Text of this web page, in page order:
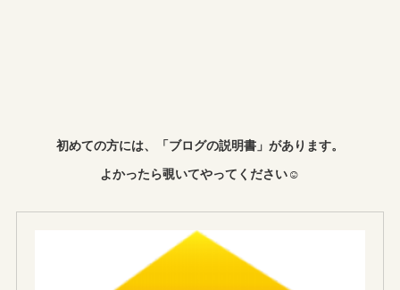
初めての方には、「ブログの説明書」があります。
よかったら覗いてやってください☺︎